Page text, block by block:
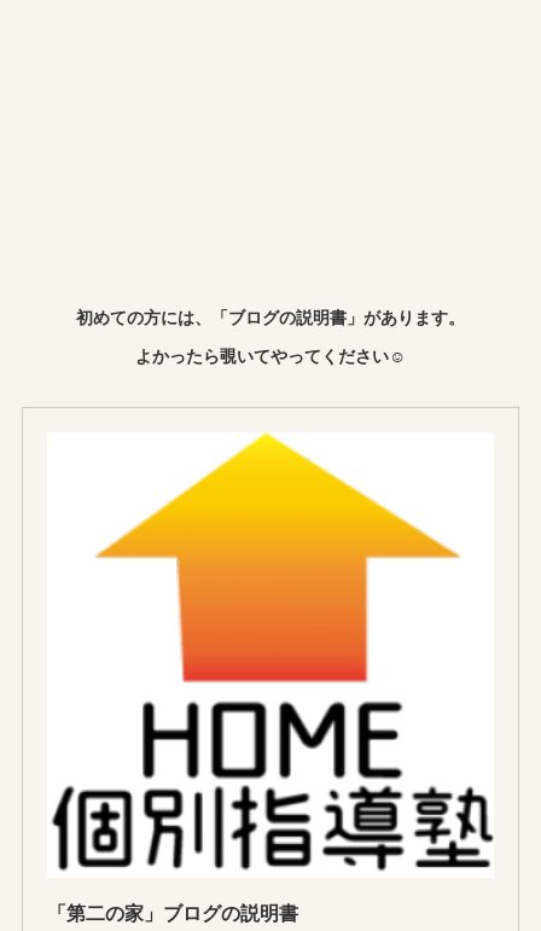
初めての方には、「ブログの説明書」があります。
よかったら覗いてやってください☺︎
「第二の家」ブログの説明書